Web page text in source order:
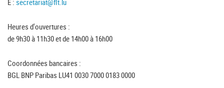
E : secretariat@flt.lu
Heures d'ouvertures :
de 9h30 à 11h30 et de 14h00 à 16h00
Coordonnées bancaires :
BGL BNP Paribas LU41 0030 7000 0183 0000